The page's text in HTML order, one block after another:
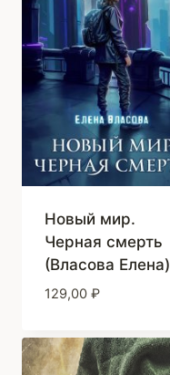
Новый мир.
Черная смерть
(Власова Елена)
129,00 ₽